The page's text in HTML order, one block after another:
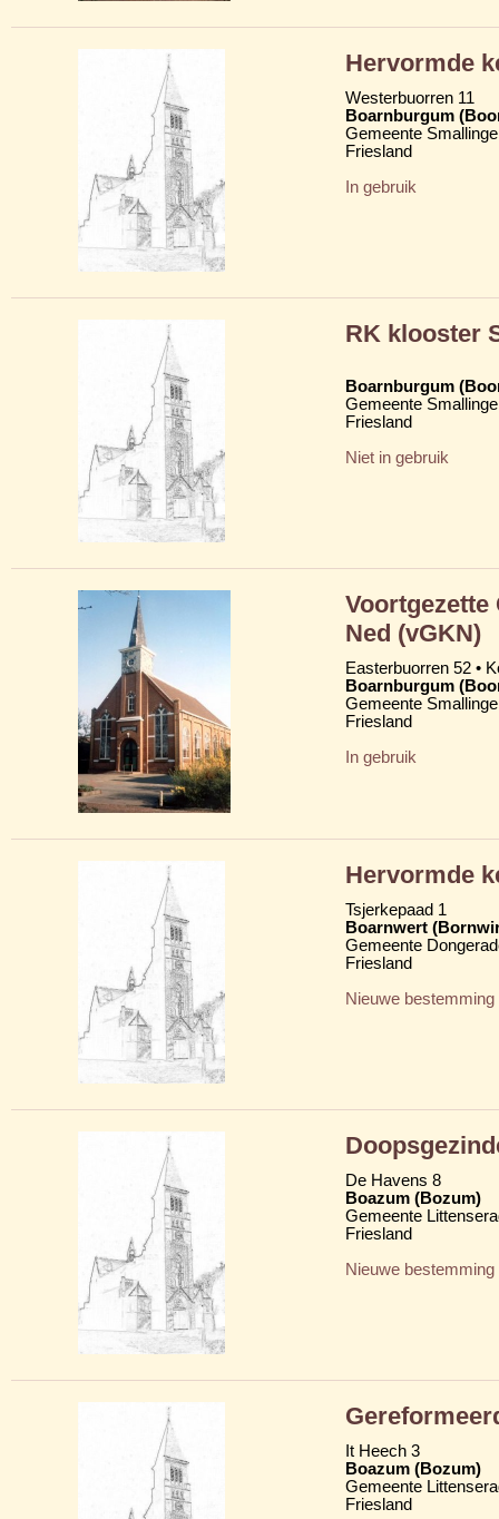
Hervormde
Westerbuorren 11
Boarnburgum
Gemeente
Friesland
In gebruik
RK klooster
Boarnburgum
Gemeente
Friesland
Niet in gebruik
Ned (vGKN)
Easterbuorren 52 •
Boarnburgum
Gemeente
Friesland
In gebruik
Hervormde
Tsjerkepaad 1
Boarnwert
Gemeente
Friesland
Nieuwe bestemming
De Havens 8
Boazum (Bozum)
Gemeente
Friesland
Nieuwe bestemming
It Heech 3
Boazum (Bozum)
Gemeente
Friesland